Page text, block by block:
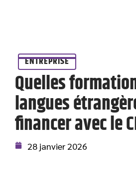
ENTREPRISE
Quelles
langues
financer avec le
28 janvier 2026